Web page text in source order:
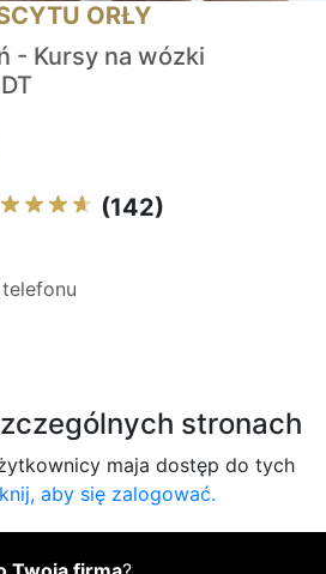
ORŁY
- Kursy na wózki
(142)
stronach
maja dostęp do tych
aby się zalogować.